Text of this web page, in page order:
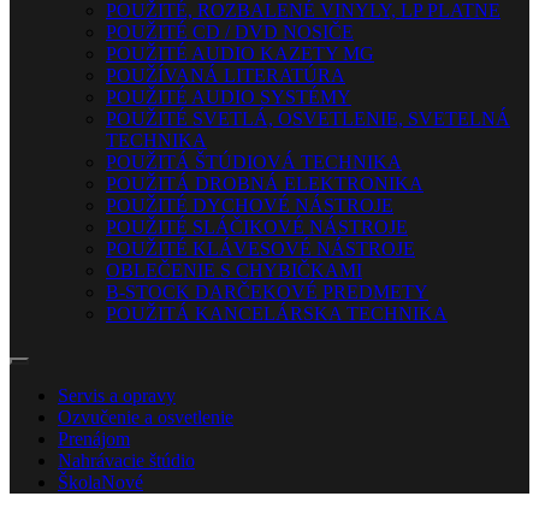
POUŽITÉ, ROZBALENÉ VINYLY, LP PLATNE
POUŽITÉ CD / DVD NOSIČE
POUŽITÉ AUDIO KAZETY MG
POUŽÍVANÁ LITERATÚRA
POUŽITÉ AUDIO SYSTÉMY
POUŽITÉ SVETLÁ, OSVETLENIE, SVETELNÁ
TECHNIKA
POUŽITÁ ŠTÚDIOVÁ TECHNIKA
POUŽITÁ DROBNÁ ELEKTRONIKA
POUŽITÉ DYCHOVÉ NÁSTROJE
POUŽITÉ SLÁČIKOVÉ NÁSTROJE
POUŽITÉ KLÁVESOVÉ NÁSTROJE
OBLEČENIE S CHYBIČKAMI
B-STOCK DARČEKOVÉ PREDMETY
POUŽITÁ KANCELÁRSKA TECHNIKA
Servis a opravy
Ozvučenie a osvetlenie
Prenájom
Nahrávacie štúdio
ŠkolaNové